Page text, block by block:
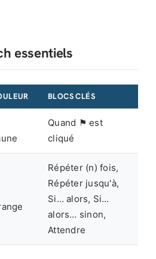
essentiels
BLOCS CLÉS
Quand ⚑ est
cliqué
Répéter (n) fois,
Répéter jusqu'à,
Si… alors, Si…
alors… sinon,
Attendre